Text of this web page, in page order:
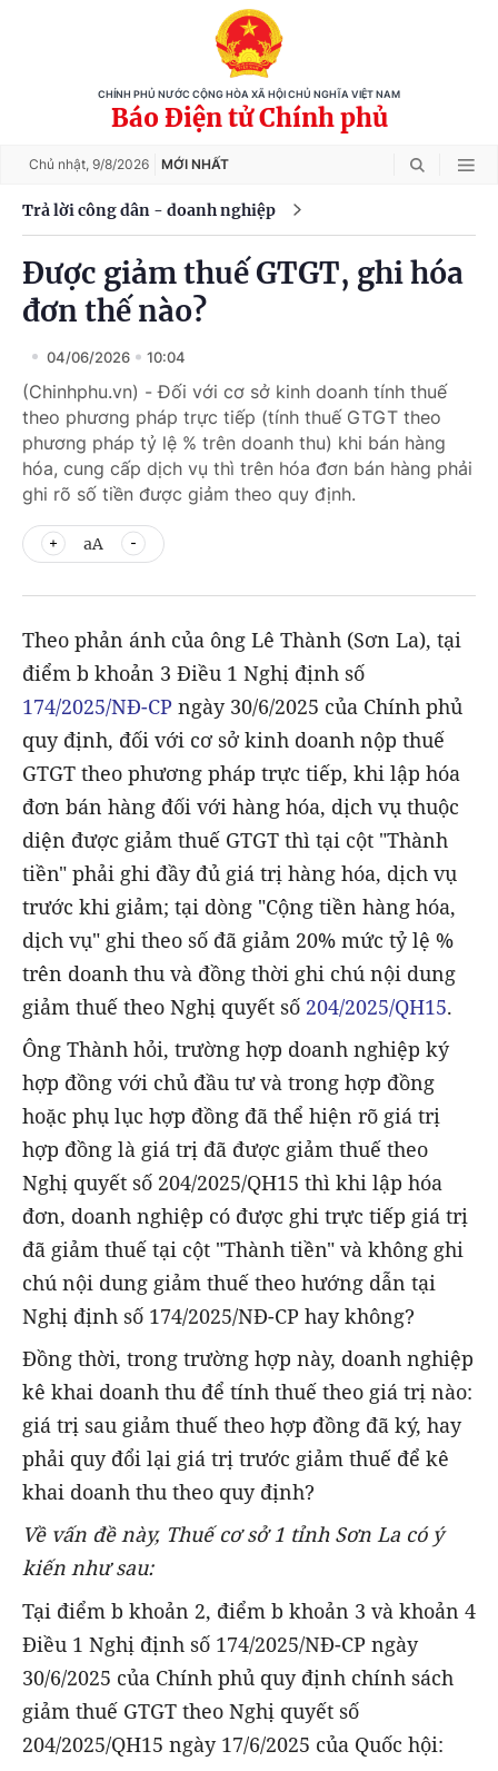
CHÍNH PHỦ NƯỚC CỘNG HÒA XÃ HỘI CHỦ NGHĨA VIỆT NAM
Báo Điện tử Chính phủ
Chủ nhật, 9/8/2026 MỚI NHẤT
Trả lời công dân - doanh nghiệp
Được giảm thuế GTGT, ghi hóa
đơn thế nào?
04/06/2026 10:04
(Chinhphu.vn) - Đối với cơ sở kinh doanh tính thuế
theo phương pháp trực tiếp (tính thuế GTGT theo
phương pháp tỷ lệ % trên doanh thu) khi bán hàng
hóa, cung cấp dịch vụ thì trên hóa đơn bán hàng phải
ghi rõ số tiền được giảm theo quy định.
aA
Theo phản ánh của ông Lê Thành (Sơn La), tại
điểm b khoản 3 Điều 1 Nghị định số
174/2025/NĐ-CP ngày 30/6/2025 của Chính phủ
quy định, đối với cơ sở kinh doanh nộp thuế
GTGT theo phương pháp trực tiếp, khi lập hóa
đơn bán hàng đối với hàng hóa, dịch vụ thuộc
diện được giảm thuế GTGT thì tại cột "Thành
tiền" phải ghi đầy đủ giá trị hàng hóa, dịch vụ
trước khi giảm; tại dòng "Cộng tiền hàng hóa,
dịch vụ" ghi theo số đã giảm 20% mức tỷ lệ %
trên doanh thu và đồng thời ghi chú nội dung
giảm thuế theo Nghị quyết số 204/2025/QH15.
Ông Thành hỏi, trường hợp doanh nghiệp ký
hợp đồng với chủ đầu tư và trong hợp đồng
hoặc phụ lục hợp đồng đã thể hiện rõ giá trị
hợp đồng là giá trị đã được giảm thuế theo
Nghị quyết số 204/2025/QH15 thì khi lập hóa
đơn, doanh nghiệp có được ghi trực tiếp giá trị
đã giảm thuế tại cột "Thành tiền" và không ghi
chú nội dung giảm thuế theo hướng dẫn tại
Nghị định số 174/2025/NĐ-CP hay không?
Đồng thời, trong trường hợp này, doanh nghiệp
kê khai doanh thu để tính thuế theo giá trị nào:
giá trị sau giảm thuế theo hợp đồng đã ký, hay
phải quy đổi lại giá trị trước giảm thuế để kê
khai doanh thu theo quy định?
Về vấn đề này, Thuế cơ sở 1 tỉnh Sơn La có ý
kiến như sau:
Tại điểm b khoản 2, điểm b khoản 3 và khoản 4
Điều 1 Nghị định số 174/2025/NĐ-CP ngày
30/6/2025 của Chính phủ quy định chính sách
giảm thuế GTGT theo Nghị quyết số
204/2025/QH15 ngày 17/6/2025 của Quốc hội: